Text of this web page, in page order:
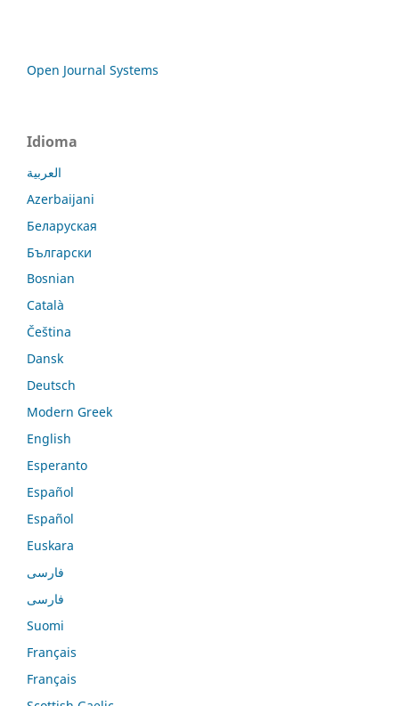
Open Journal Systems
Idioma
العربية
Azerbaijani
Беларуская
Български
Bosnian
Català
Čeština
Dansk
Deutsch
Modern Greek
English
Esperanto
Español
Español
Euskara
فارسی
فارسی
Suomi
Français
Français